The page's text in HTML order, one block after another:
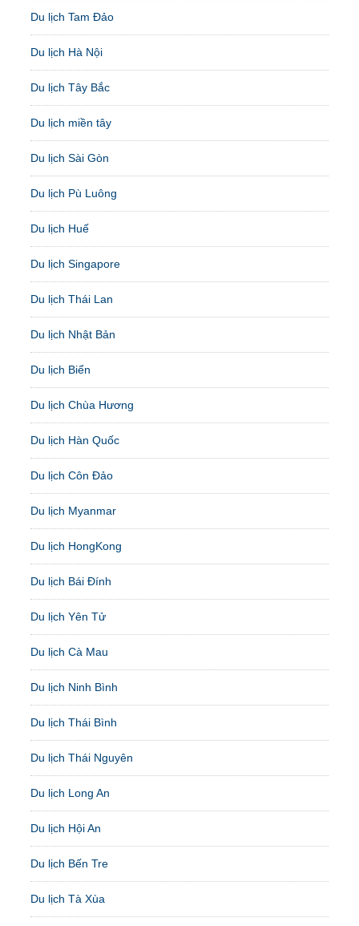
Du lịch Tam Đảo
Du lịch Hà Nội
Du lịch Tây Bắc
Du lịch miền tây
Du lịch Sài Gòn
Du lịch Pù Luông
Du lịch Huế
Du lịch Singapore
Du lịch Thái Lan
Du lịch Nhật Bản
Du lịch Biển
Du lịch Chùa Hương
Du lịch Hàn Quốc
Du lịch Côn Đảo
Du lịch Myanmar
Du lịch HongKong
Du lịch Bái Đính
Du lịch Yên Tử
Du lịch Cà Mau
Du lịch Ninh Bình
Du lịch Thái Bình
Du lịch Thái Nguyên
Du lịch Long An
Du lịch Hội An
Du lịch Bến Tre
Du lịch Tà Xùa